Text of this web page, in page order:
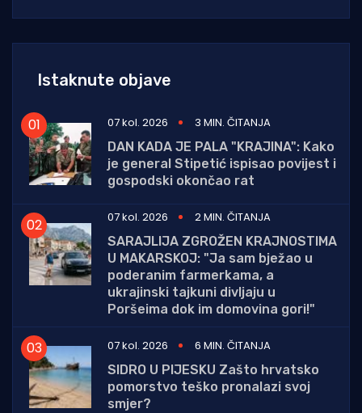
Istaknute objave
07 kol. 2026
3 MIN. ČITANJA
DAN KADA JE PALA "KRAJINA": Kako
je general Stipetić ispisao povijest i
gospodski okončao rat
07 kol. 2026
2 MIN. ČITANJA
SARAJLIJA ZGROŽEN KRAJNOSTIMA
U MAKARSKOJ: "Ja sam bježao u
poderanim farmerkama, a
ukrajinski tajkuni divljaju u
Poršeima dok im domovina gori!"
07 kol. 2026
6 MIN. ČITANJA
SIDRO U PIJESKU Zašto hrvatsko
pomorstvo teško pronalazi svoj
smjer?